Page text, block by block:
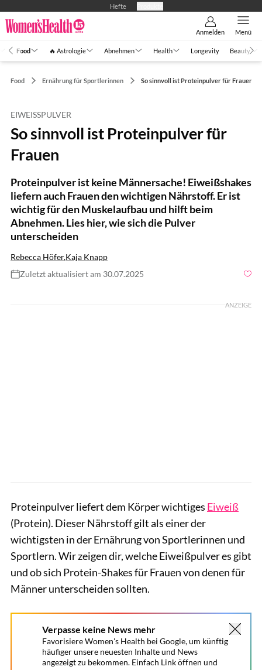
Hefte
Anmelden Menü
Food 🔥 Astrologie Abnehmen Health Longevity Beauty
Food Ernährung für Sportlerinnen So sinnvoll ist Proteinpulver für Frauen
EIWEISSPULVER
So sinnvoll ist Proteinpulver für
Frauen
Proteinpulver ist keine Männersache! Eiweißshakes
liefern auch Frauen den wichtigen Nährstoff. Er ist
wichtig für den Muskelaufbau und hilft beim
Abnehmen. Lies hier, wie sich die Pulver
unterscheiden
Rebecca Höfer,Kaja Knapp
Zuletzt aktualisiert am 30.07.2025
ANZEIGE
Proteinpulver liefert dem Körper wichtiges Eiweiß
(Protein). Dieser Nährstoff gilt als einer der
wichtigsten in der Ernährung von Sportlerinnen und
Sportlern. Wir zeigen dir, welche Eiweißpulver es gibt
und ob sich Protein-Shakes für Frauen von denen für
Männer unterscheiden sollten.
Verpasse keine News mehr
Favorisiere Women's Health bei Google, um künftig
häufiger unsere neuesten Inhalte und News
angezeigt zu bekommen. Einfach Link öffnen und